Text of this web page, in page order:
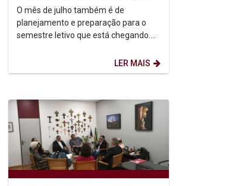
Stricto Sensu da Unicap"
O mês de julho também é de
planejamento e preparação para o
semestre letivo que está chegando.
Pesquisa, Pós-graduação e...LER MAIS